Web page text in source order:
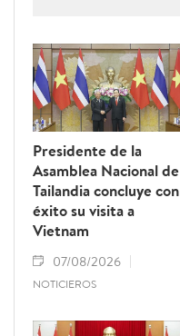
Presidente de la
Asamblea Nacional de
Tailandia concluye con
éxito su visita a
Vietnam
07/08/2026
NOTICIEROS